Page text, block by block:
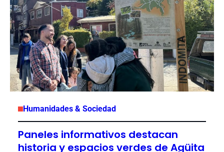
Humanidades & Sociedad
Paneles informativos destacan
historia y espacios verdes de Agüita